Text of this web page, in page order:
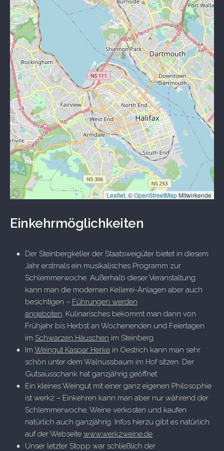
Leaflet, ©OpenStreetMapMitwirkende
Einkehrmöglichkeiten
Der Steinbergkeller der Staatsweigüter bietet in diesem
Jahr erstmals ein musikalisches Programm zur
Schlemmerwoche. Außerhalb dieser Veranstaltung
kann man die modernen Kellerei-Anlagen aber auch
besichtigen – Führungen werden
angeboten. Kulinarisches bekommt man dann von
Frühjahr bis Herbst an Wochenenden und Feiertagen
im Schwarzen Häuschen im Steinberg.
Im Weingut Kaspar Herke in Oestrich kann man sehr
schön unter dem Walnussbaum im Hof sitzen. Der
Gutsausschank hat ganzjährig geöffnet
Ein kleines Weingut mit einer ganz eigenen Philosophie
ist werk2 – Einkehren kann man aber nur während der
Schlemmerwoche, Weine verkosten und kaufen
natürlich auch ganzjährig. Infos hierzu gibt es natürlich
auf der Webseite www.werk2weine.de
Unser letzter Stopp war schließlich der